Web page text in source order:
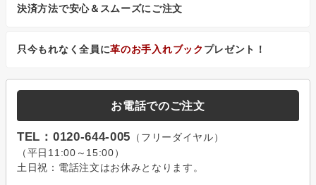
決済方法で安心＆スムーズにご注文
只今もれなく全員に革のお手入れブック プレゼント！
お電話でのご注文
TEL：0120-644-005 （フリーダイヤル）
（平日11:00～15:00）
土日祝：電話注文はお休みとなります。